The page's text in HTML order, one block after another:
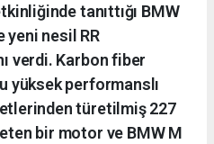
tanıttığı BMW
yeni nesil RR
verdi. Karbon fiber
yüksek performanslı
türetilmiş 227
bir motor ve BMW M